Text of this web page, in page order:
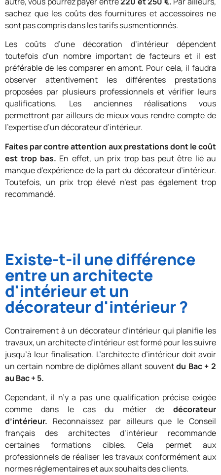
sachez que les coûts des fournitures et accessoires ne
sont pas compris dans les tarifs susmentionnés.
Les coûts d’une décoration d’intérieur dépendent
toutefois d’un nombre important de facteurs et il est
préférable de les comparer en amont. Pour cela, il faudra
observer attentivement les différentes prestations
proposées par plusieurs professionnels et vérifier leurs
qualifications. Les anciennes réalisations vous
permettront par ailleurs de mieux vous rendre compte de
l’expertise d’un décorateur d’intérieur.
Faites par contre attention aux prestations dont le coût
est trop bas. En effet, un prix trop bas peut être lié au
manque d’expérience de la part du décorateur d’intérieur.
Toutefois, un prix trop élevé n’est pas également trop
recommandé.
Existe-t-il une différence
entre un architecte
d'intérieur et un
décorateur d'intérieur ?
Contrairement à un décorateur d’intérieur qui planifie les
travaux, un architecte d’intérieur est formé pour les suivre
jusqu’à leur finalisation. L’architecte d’intérieur doit avoir
un certain nombre de diplômes allant souventdu Bac + 2
au Bac + 5.
Cependant, il n’y a pas une qualification précise exigée
comme dans le cas du métier de décorateur
d’intérieur. Reconnaissez par ailleurs que le Conseil
français des architectes d’intérieur recommande
certaines formations cibles. Cela permet aux
professionnels de réaliser les travaux conformément aux
normes réglementaires et aux souhaits des clients.